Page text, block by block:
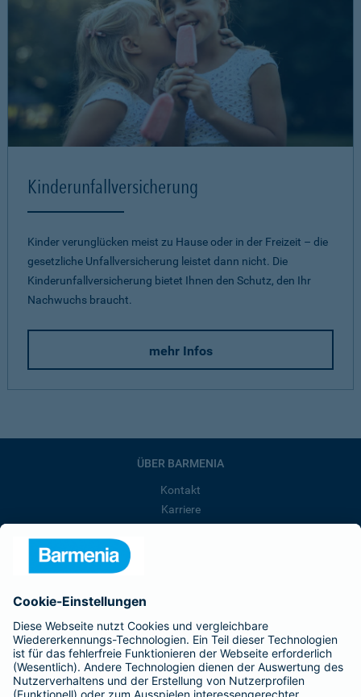
Kinderunfallversicherung
Kinder verunglücken meist zu Hause oder in der Freizeit – die
gesetzliche Unfallversicherung leistet dann nicht. Die
Kinderunfallversicherung bietet Ihnen den Schutz, den Ihr
Nachwuchs braucht.
mehr Infos
ÜBER BARMENIA
Kontakt
Karriere
Barmenia ist Teil der BarmeniaGothaer
BELIEBTE SEITEN
Kranken-Zusatzversicherung
Tierversicherungen